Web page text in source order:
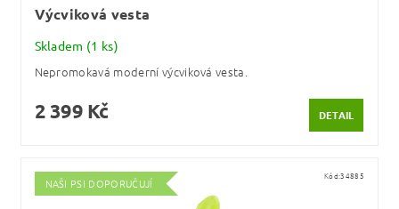
Výcviková vesta
Skladem (1 ks)
Nepromokavá moderní výcviková vesta.
2 399 Kč DETAIL
NAŠI PSI DOPORUČUJÍ
Kód:34885